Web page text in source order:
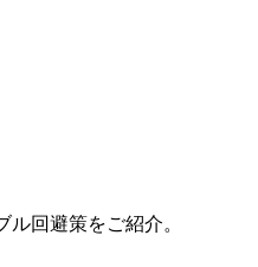
回避策をご紹介。